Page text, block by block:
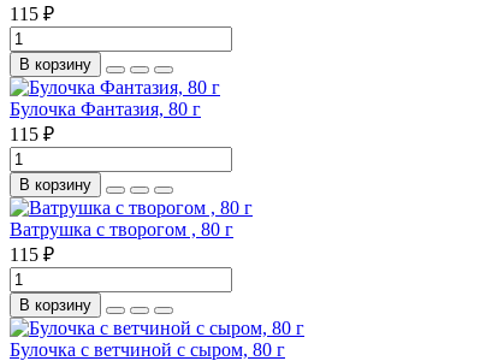
115 ₽
В корзину
Булочка Фантазия, 80 г
115 ₽
В корзину
Ватрушка с творогом , 80 г
115 ₽
В корзину
Булочка с ветчиной с сыром, 80 г